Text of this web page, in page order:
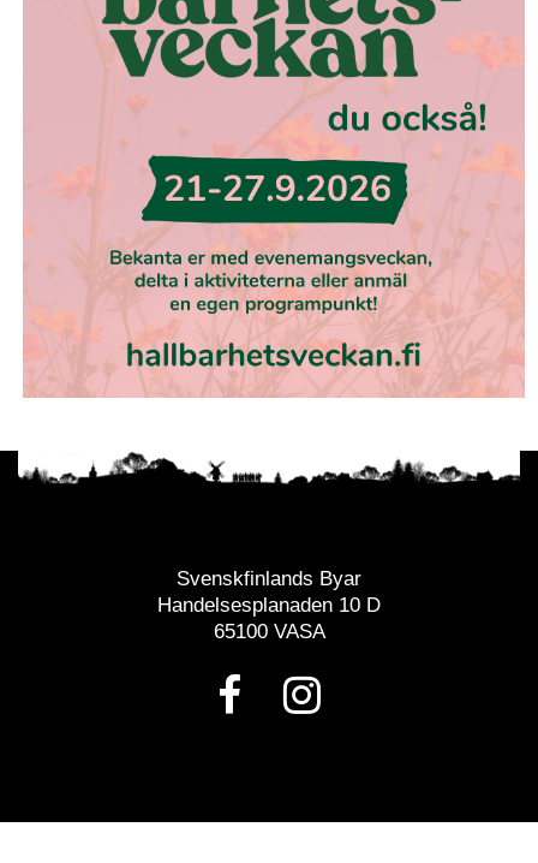
Svenskfinlands Byar
Handelsesplanaden 10 D
65100 VASA